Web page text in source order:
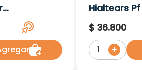
0.2%
X 5ML
Hialtears
Oftalmica X
$ 36.800
1